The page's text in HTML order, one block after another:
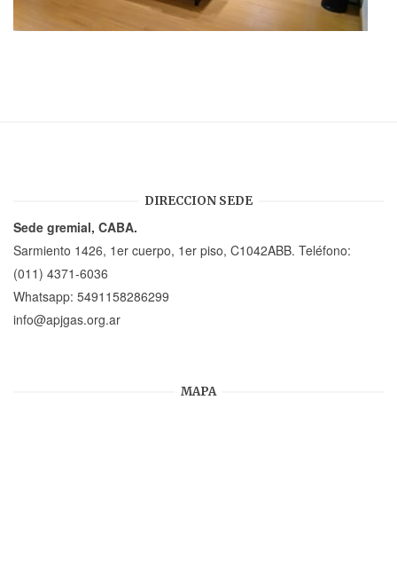
DIRECCION SEDE
Sede gremial, CABA.
Sarmiento 1426, 1er cuerpo, 1er piso, C1042ABB. Teléfono:
(011) 4371-6036
Whatsapp: 5491158286299
info@apjgas.org.ar
MAPA